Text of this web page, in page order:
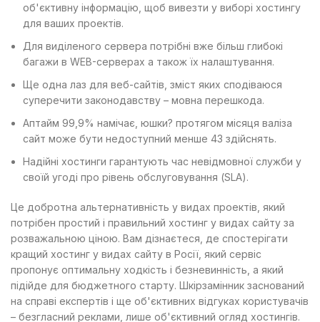
об'єктивну інформацію, щоб вивезти у виборі хостингу
для ваших проектів.
Для виділеного сервера потрібні вже більш глибокі
багажи в WEB-серверах а також їх налаштування.
Ще одна лаз для веб-сайтів, зміст яких сподіваюся
суперечити законодавству – мовна перешкода.
Аптайм 99,9% намічає, юшки? протягом місяця валіза
сайт може бути недоступний менше 43 здійснять.
Надійні хостинги гарантують час невідмовної служби у
своїй угоді про рівень обслуговування (SLA).
Це добротна альтернативність у видах проектів, який
потрібен простий і правильний хостинг у видах сайту за
розважальною ціною. Вам дізнаєтеся, де спостерігати
кращий хостинг у видах сайту в Росії, який сервіс
пропонує оптимальну ходкість і безневинність, а який
підійде для бюджетного старту. Шкірзамінник заснований
на справі експертів і ще об'єктивних відгуках користувачів
– безгласний реклами, лише об'єктивний огляд хостингів.